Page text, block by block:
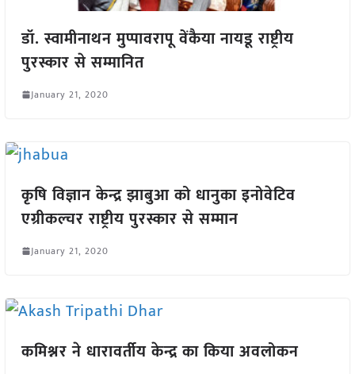
डॉ. स्वामीनाथन मुप्पावरापू वेंकैया नायडू राष्ट्रीय
पुरस्कार से सम्मानित
January 21, 2020
कृषि विज्ञान केन्द्र झाबुआ को धानुका इनोवेटिव
एग्रीकल्चर राष्ट्रीय पुरस्कार से सम्मान
January 21, 2020
कमिश्नर ने धारावर्तीय केन्द्र का किया अवलोकन